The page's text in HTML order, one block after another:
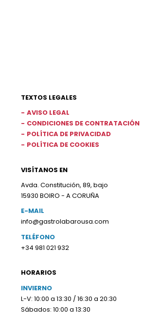
TEXTOS LEGALES
AVISO LEGAL
CONDICIONES DE CONTRATACIÓN
POLÍTICA DE PRIVACIDAD
POLÍTICA DE COOKIES
VISÍTANOS EN
Avda. Constitución, 89, bajo
15930 BOIRO - A CORUÑA
E-MAIL
info@gastrolabarousa.com
TELÉFONO
+34 981 021 932
HORARIOS
INVIERNO
L-V: 10:00 a 13:30 / 16:30 a 20:30
Sábados: 10:00 a 13:30